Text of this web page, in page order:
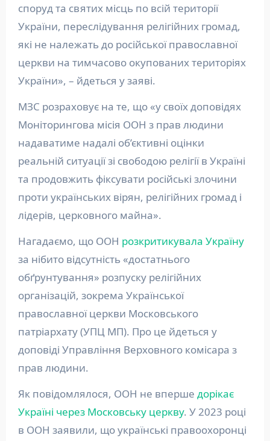
споруд та святих місць по всій території
України, переслідування релігійних громад,
які не належать до російської православної
церкви на тимчасово окупованих територіях
України», – йдеться у заяві.
МЗС розраховує на те, що «у своїх доповідях
Моніторингова місія ООН з прав людини
надаватиме надалі об’єктивні оцінки
реальній ситуації зі свободою релігії в Україні
та продовжить фіксувати російські злочини
проти українських вірян, релігійних громад і
лідерів, церковного майна».
Нагадаємо, що ООН розкритикувала Україну
за нібито відсутність «достатнього
обґрунтування» розпуску релігійних
організацій, зокрема Української
православної церкви Московського
патріархату (УПЦ МП). Про це йдеться у
доповіді Управління Верховного комісара з
прав людини.
Як повідомлялося, ООН не вперше дорікає
Україні через Московську церкву. У 2023 році
в ООН заявили, що українські правоохоронці